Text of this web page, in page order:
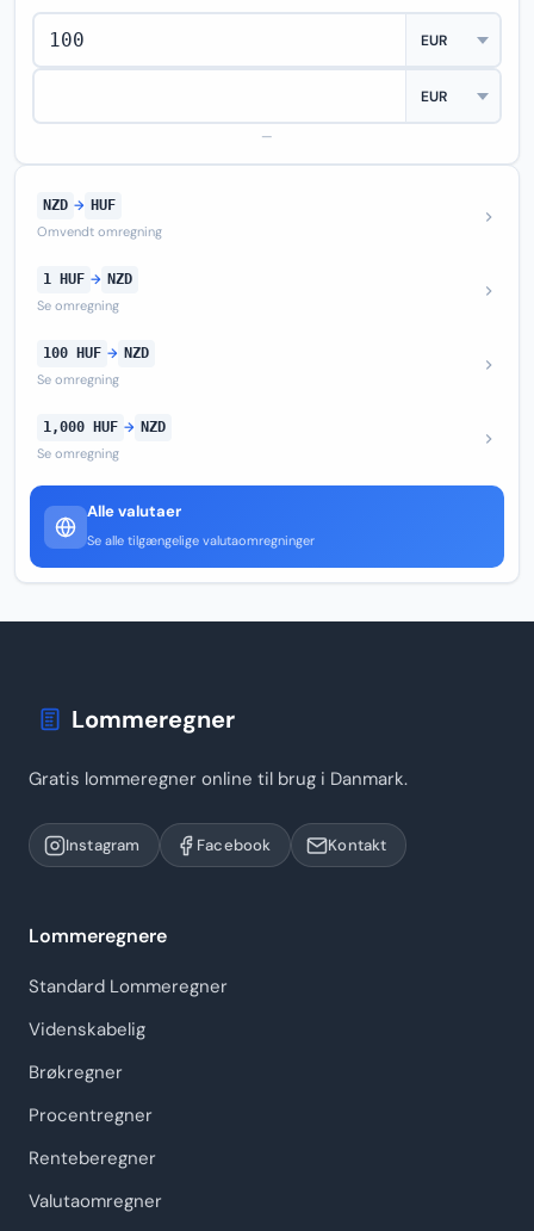
—
NZD → HUF
Omvendt omregning
1 HUF → NZD
Se omregning
100 HUF → NZD
Se omregning
1,000 HUF → NZD
Se omregning
Alle valutaer
Se alle tilgængelige valutaomregninger
Lommeregner
Gratis lommeregner online til brug i Danmark.
Instagram Facebook Kontakt
Lommeregnere
Standard Lommeregner
Videnskabelig
Brøkregner
Procentregner
Renteberegner
Valutaomregner